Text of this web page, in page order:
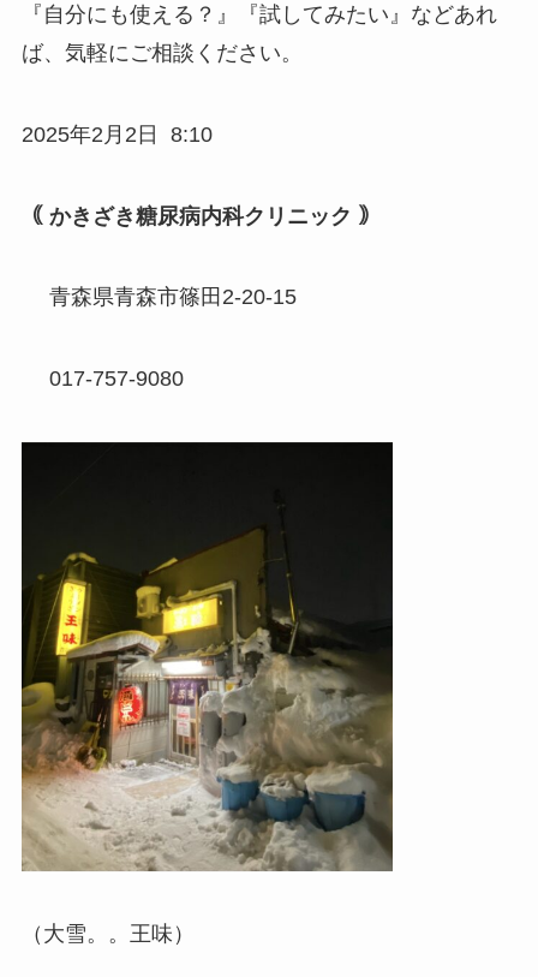
『自分にも使える？』『試してみたい』などあれ
ば、気軽にご相談ください。
2025年2月2日 8:10
｟ かきざき糖尿病内科クリニック ｠
青森県青森市篠田2-20-15
017-757-9080
（大雪。。王味）